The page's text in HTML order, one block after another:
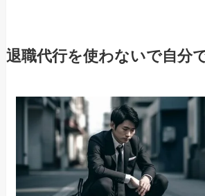
退職代行を使わないで自分